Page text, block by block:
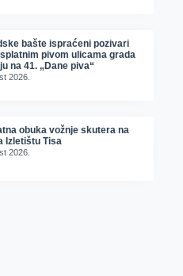
bašte ispraćeni pozivari
pivom ulicama grada
na 41. „Dane piva“
2026.
obuka vožnje skutera na
Izletištu Tisa
2026.